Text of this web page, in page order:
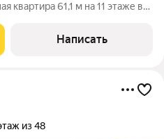
квартира 61,1 м на 11 этаже в
Функциональная и
Написать
из 48